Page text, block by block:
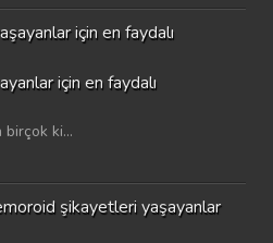
için en faydalı
ki...